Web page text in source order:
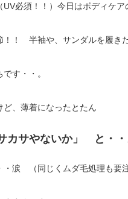
必須！！）今日はボディケ
！！ 半袖や、サンダルを履き
す・・。
、薄着になったとたん
カサやないか」 と・・
涙 （同じくムダ毛処理も要注